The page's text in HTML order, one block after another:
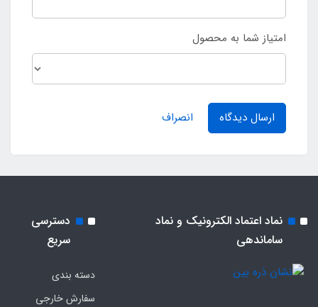
امتیاز شما به محصول
ارسال دیدگاه انصراف
نماد اعتماد الکترونیک و نماد
ساماندهی
دسترسی
سریع
دسته بندی
سفارش خارجی